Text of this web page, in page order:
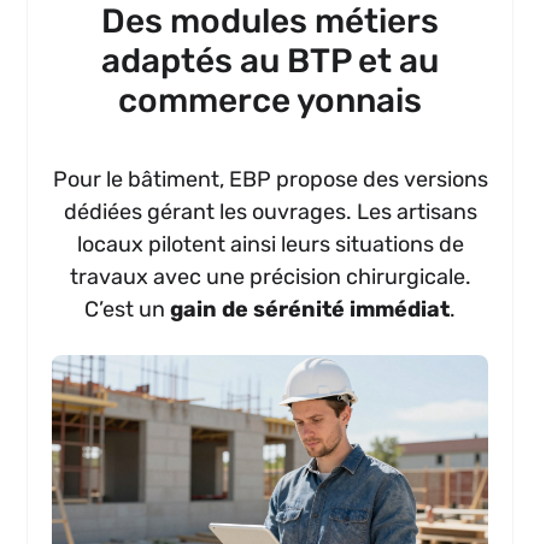
Des modules métiers
adaptés au BTP et au
commerce yonnais
Pour le bâtiment, EBP propose des versions
dédiées gérant les ouvrages. Les artisans
locaux pilotent ainsi leurs situations de
travaux avec une précision chirurgicale.
C’est un gain de sérénité immédiat.